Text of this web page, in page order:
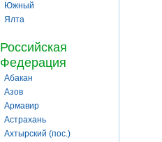
Южный
Ялта
Российская
Федерация
Абакан
Азов
Армавир
Астрахань
Ахтырский (пос.)